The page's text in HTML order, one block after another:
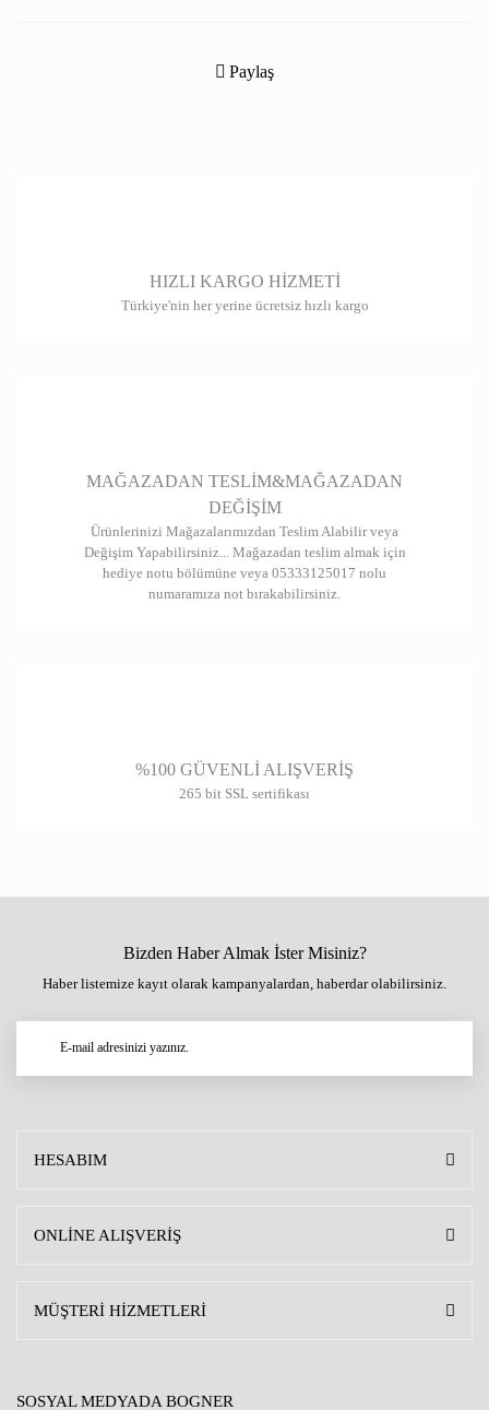
yetersiz gördüğünüz noktaları öneri formunu kullanarak tarafımıza
Ürün fiyatı diğer sitelerden daha pahalı.
Gönder
Paylaş
HIZLI KARGO HİZMETİ
Türkiye'nin her yerine ücretsiz hızlı kargo
MAĞAZADAN TESLİM&MAĞAZADAN
DEĞİŞİM
Ürünlerinizi Mağazalarımızdan Teslim Alabilir veya
Değişim Yapabilirsiniz... Mağazadan teslim almak için
hediye notu bölümüne veya 05333125017 nolu
numaramıza not bırakabilirsiniz.
%100 GÜVENLİ ALIŞVERİŞ
265 bit SSL sertifikası
Bizden Haber Almak İster Misiniz?
Haber listemize kayıt olarak kampanyalardan, haberdar olabilirsiniz.
HESABIM
ONLİNE ALIŞVERİŞ
MÜŞTERİ HİZMETLERİ
SOSYAL MEDYADA BOGNER